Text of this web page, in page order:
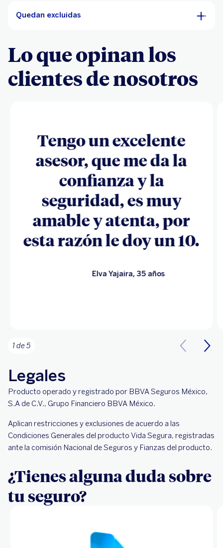
Quedan excluidas
Lo que opinan los
clientes de nosotros
Tengo un excelente
asesor, que me da la
confianza y la
seguridad, es muy
amable y atenta, por
esta razón le doy un 10.
Elva Yajaira, 35 años
1 de 5
Legales
Producto operado y registrado por BBVA Seguros México,
S.A de C.V., Grupo Financiero BBVA México.
Aplican restricciones y exclusiones de acuerdo a las
Condiciones Generales del producto Vida Segura, registradas
ante la comisión Nacional de Seguros y Fianzas del producto.
¿Tienes alguna duda sobre
tu seguro?